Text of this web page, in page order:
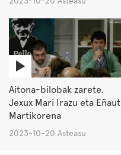
Aitona-bilobak zarete.
Jexux Mari Irazu eta Eñaut
Martikorena
2023-10-20 Asteasu